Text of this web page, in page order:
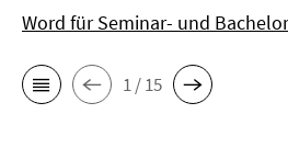
Word für Seminar- und
1 / 15